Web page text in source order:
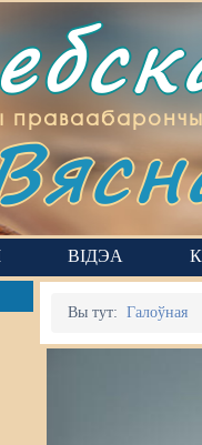
ВІДЭА
Вы тут:Галоўная